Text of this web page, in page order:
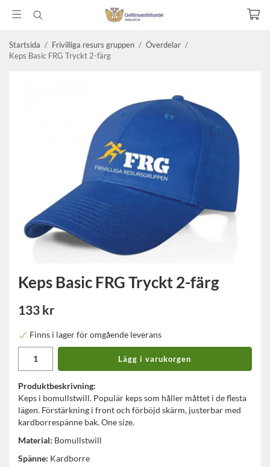
Startsida / Frivilliga resurs gruppen / Överdelar /
Keps Basic FRG Tryckt 2-färg
Keps Basic FRG Tryckt 2-färg
133 kr
Finns i lager för omgående leverans
Lägg i varukorgen
Produktbeskrivning:
Keps i bomullstwill. Populär keps som håller måttet i de flesta
lägen. Förstärkning i front och förböjd skärm, justerbar med
kardborrespänne bak. One size.
Material: Bomullstwill
Spänne: Kardborre